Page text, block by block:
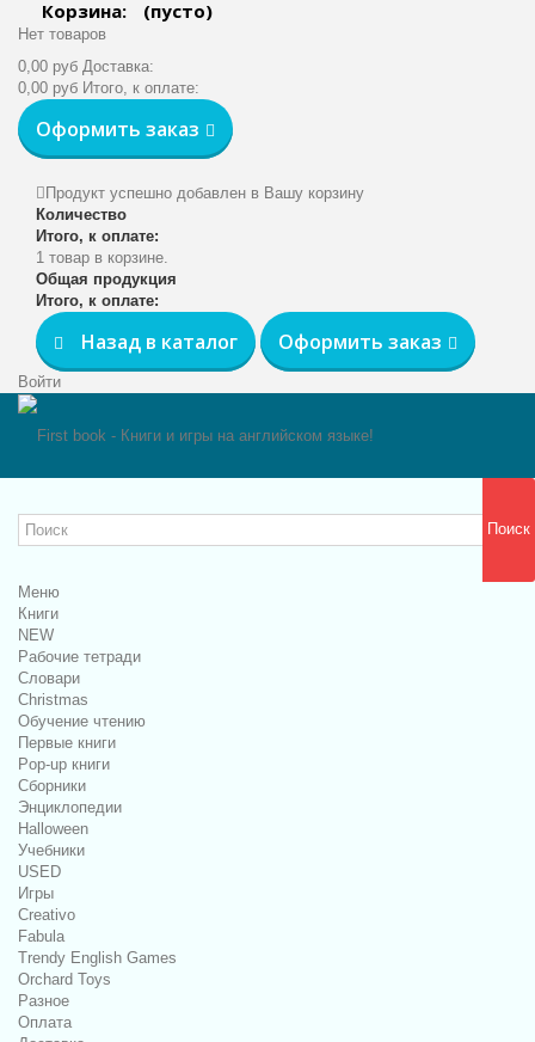
Корзина: (пусто)
Нет товаров
0,00 руб Доставка:
0,00 руб Итого, к оплате:
Оформить заказ
Продукт успешно добавлен в Вашу корзину
Количество
Итого, к оплате:
1 товар в корзине.
Общая продукция
Итого, к оплате:
Назад в каталог Оформить заказ
Войти
Поиск
Меню
Книги
NEW
Рабочие тетради
Словари
Christmas
Обучение чтению
Первые книги
Pop-up книги
Сборники
Энциклопедии
Halloween
Учебники
USED
Игры
Creativo
Fabula
Trendy English Games
Orchard Toys
Разное
Оплата